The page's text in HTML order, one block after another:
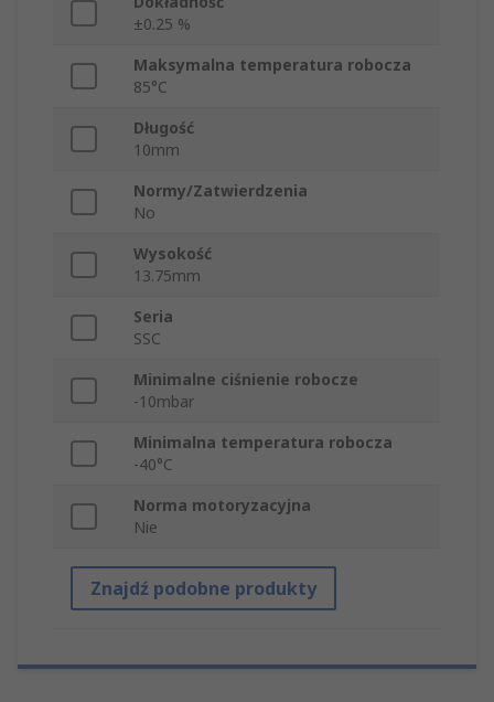
±0.25 %
Maksymalna temperatura robocza
85°C
Długość
10mm
Normy/Zatwierdzenia
No
Wysokość
13.75mm
Seria
SSC
Minimalne ciśnienie robocze
-10mbar
Minimalna temperatura robocza
-40°C
Norma motoryzacyjna
Nie
Znajdź podobne produkty